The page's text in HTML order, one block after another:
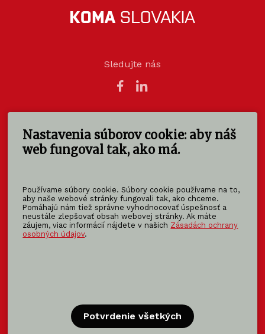
Nastavenia súborov cookie: aby náš
web fungoval tak, ako má.
Používame súbory cookie. Súbory cookie používame na to,
aby naše webové stránky fungovali tak, ako chceme.
Pomáhajú nám tiež správne vyhodnocovať úspešnosť a
neustále zlepšovať obsah webovej stránky. Ak máte
záujem, viac informácií nájdete v našich Zásadách ochrany
osobných údajov.
Potvrdenie všetkých
Sledujte nás
KOMA SLOVAKIA s.r.o.
Štúrova 140
949 01 Nitra - Mlynárce
info@koma-slovakia.sk
+ 421 37 6518 325
Patríme do rodiny KOMA FAMILY